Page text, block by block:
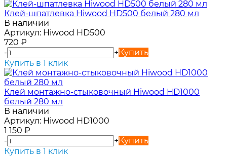
Клей-шпатлевка Hiwood HD500 белый 280 мл
В наличии
Артикул: Hiwood HD500
720 ₽
-
+Купить
Купить в 1 клик
Клей монтажно-стыковочный Hiwood HD1000
белый 280 мл
В наличии
Артикул: Hiwood HD1000
1 150 ₽
-
+Купить
Купить в 1 клик